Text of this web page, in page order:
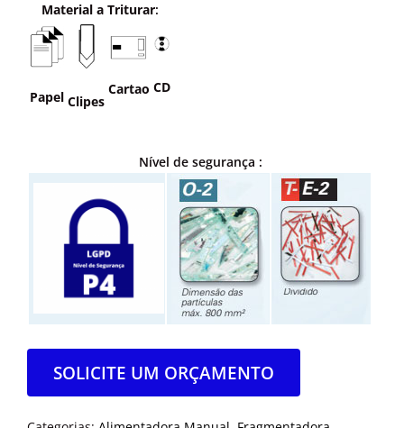
Material a Triturar:
Papel Clipes
Cartao CD
Nível de segurança :
SOLICITE UM ORÇAMENTO